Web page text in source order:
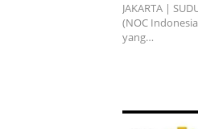
JAKARTA |
(NOC
yang…